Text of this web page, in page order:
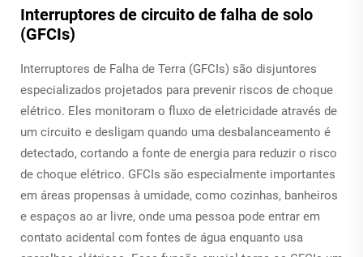
Interruptores de circuito de falha de solo
(GFCIs)
Interruptores de Falha de Terra (GFCIs) são disjuntores
especializados projetados para prevenir riscos de choque
elétrico. Eles monitoram o fluxo de eletricidade através de
um circuito e desligam quando uma desbalanceamento é
detectado, cortando a fonte de energia para reduzir o risco
de choque elétrico. GFCIs são especialmente importantes
em áreas propensas à umidade, como cozinhas, banheiros
e espaços ao ar livre, onde uma pessoa pode entrar em
contato acidental com fontes de água enquanto usa